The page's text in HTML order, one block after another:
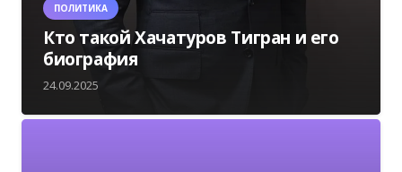
ПОЛИТИКА
Кто такой Хачатуров Тигран и его
биография
24.09.2025